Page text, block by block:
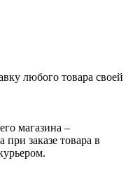
любого товара своей
магазина –
заказе товара в